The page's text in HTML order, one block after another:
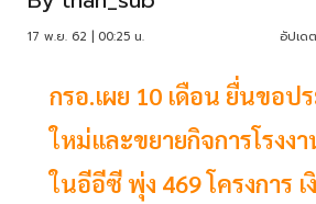
17 พ.ย. 62 | 00:25 น. อัปเด
กรอ.เผย 10 เดือน ยื่นขอป
ใหม่และขยายกิจการโรงง
ในอีอีซี พุ่ง 469 โครงการ